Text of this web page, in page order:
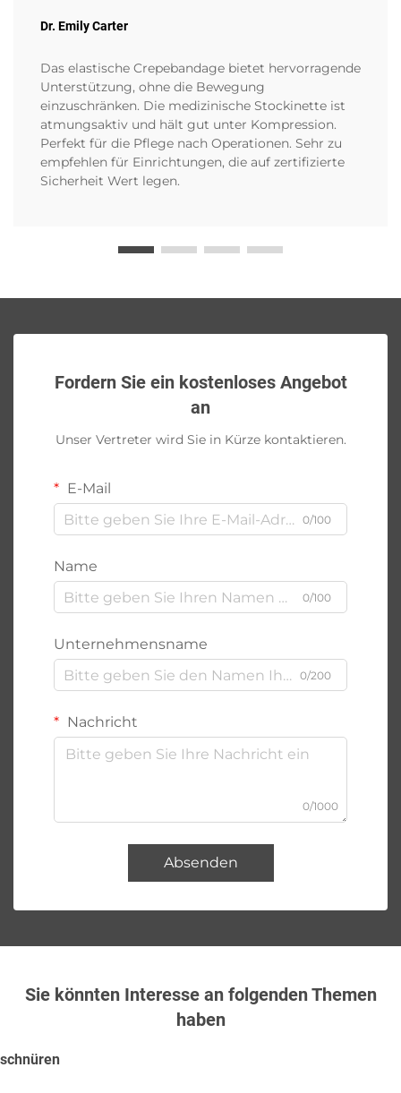
Dr. Emily Carter
Das elastische Crepebandage bietet hervorragende
Unterstützung, ohne die Bewegung
einzuschränken. Die medizinische Stockinette ist
atmungsaktiv und hält gut unter Kompression.
Perfekt für die Pflege nach Operationen. Sehr zu
empfehlen für Einrichtungen, die auf zertifizierte
Sicherheit Wert legen.
Fordern Sie ein kostenloses Angebot
an
Unser Vertreter wird Sie in Kürze kontaktieren.
E-Mail
0/100
Name
0/100
Unternehmensname
0/200
Nachricht
0/1000
Absenden
Sie könnten Interesse an folgenden Themen
haben
schnüren